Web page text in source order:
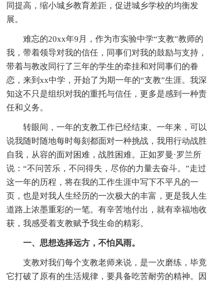
同提高，缩小城乡教育差距，促进城乡学校的均衡发
展。
难忘的20xx年9月，作为市实验中学“支教”教师的
我，带着领导对我的信任，同事们对我的鼓励与支持，
带着与教改同行了三年的学生的牵挂和对同事们的眷
恋，来到xx中学，开始了为期一年的“支教”生涯。我深
知这不只是组织对我的重托与信任，更多是感到一种责
任和义务。
转眼间，一年的支教工作已经结束。一年来，可以
说我随时随地每时每刻都面对一种挑战，我用行动战胜
自我，从容的面对困难，战胜困难。正如罗曼·罗兰所
说：“不问苦乐，不问得失，尽你的力量去奋斗。”走过
这一年的历程，将在我的工作生涯中写下不平凡的一
页，也是对我人生经历的一次极大的丰富，更是我人生
道路上浓墨重彩的一笔。有辛苦地付出，就有幸福地收
获，我感受着支教赋予我生命的精彩。
一、思想选择远方，不怕风雨。
支教对我们每个支教老师来说，是一次磨练，毕竟
它打破了原有的生活规律，要具备吃苦耐劳的精神。因